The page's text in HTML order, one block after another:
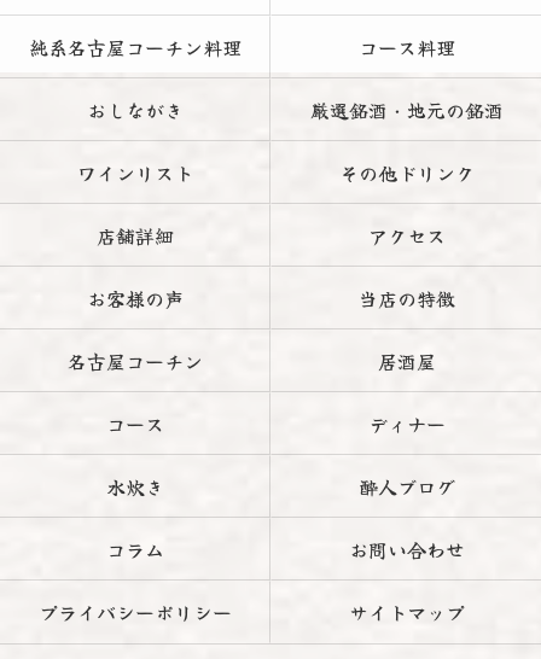
純系名古屋コーチン料理 コース料理
おしながき 厳選銘酒・地元の銘酒
ワインリスト その他ドリンク
店舗詳細 アクセス
お客様の声 当店の特徴
名古屋コーチン 居酒屋
コース ディナー
水炊き 酔人ブログ
コラム お問い合わせ
プライバシーポリシー サイトマップ